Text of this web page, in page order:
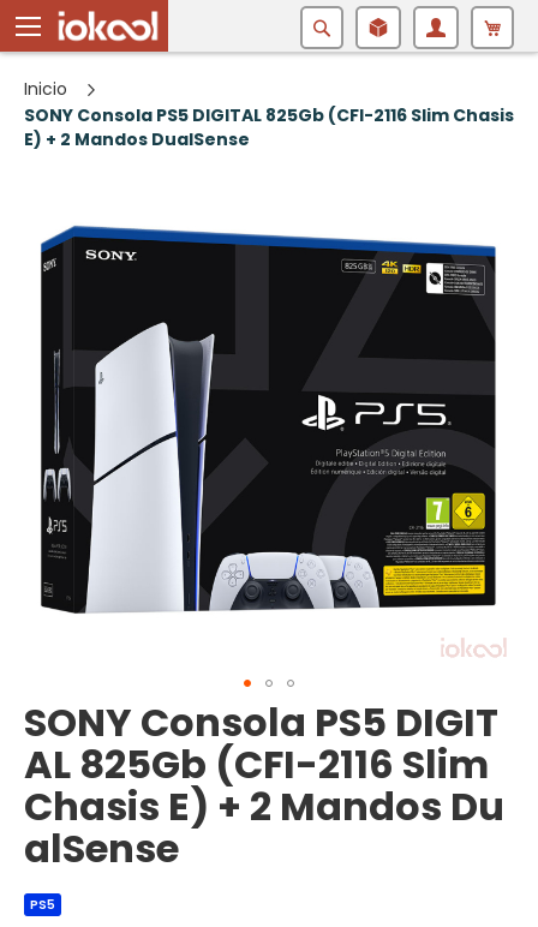
Buscar
Inicio
SONY Consola PS5 DIGITAL 825Gb (CFI-2116 Slim Chasis
E) + 2 Mandos DualSense
final
de
imágenes
Saltar
al
comienzo
de
la
galería
de
SONY Consola PS5 DIGIT
AL 825Gb (CFI-2116 Slim
Chasis E) + 2 Mandos Du
alSense
PS5